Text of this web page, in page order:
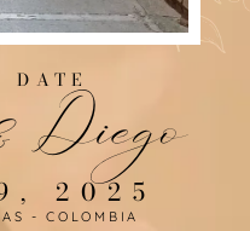
DATE
Diego
2025
- COLOMBIA